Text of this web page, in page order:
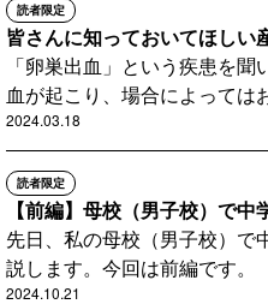
読者限定
皆さんに知っておいてほしい
「卵巣出血」という疾患を
血が起こり、場合によっては
2024.03.18
読者限定
【前編】母校（男子校）で
先日、私の母校（男子校）で
説します。今回は前編です。
2024.10.21